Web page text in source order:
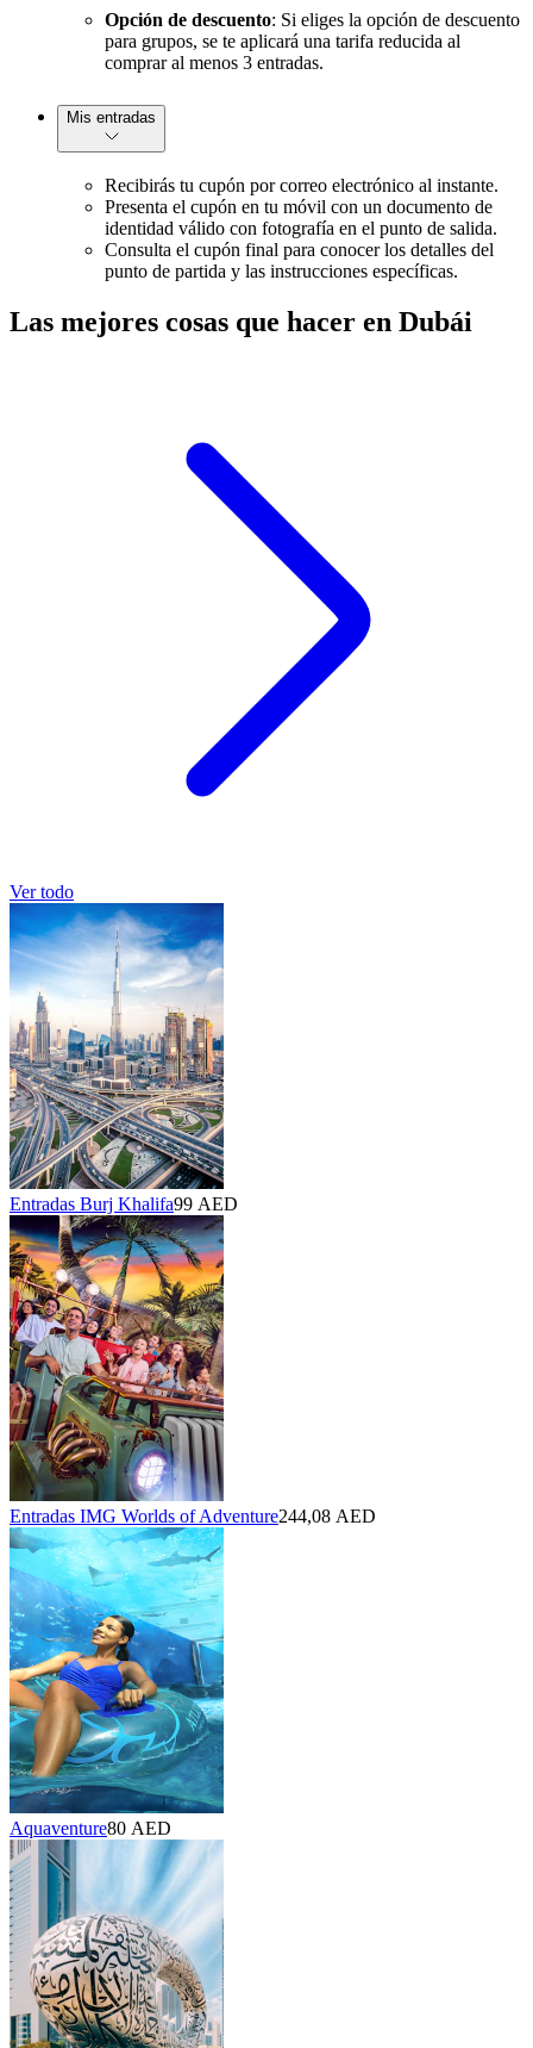
Opción de descuento: Si eliges la opción de descuento
para grupos, se te aplicará una tarifa reducida al
comprar al menos 3 entradas.
Mis entradas
Recibirás tu cupón por correo electrónico al instante.
Presenta el cupón en tu móvil con un documento de
identidad válido con fotografía en el punto de salida.
Consulta el cupón final para conocer los detalles del
punto de partida y las instrucciones específicas.
Las mejores cosas que hacer en Dubái
Ver todo
Entradas Burj Khalifa99 AED
Entradas IMG Worlds of Adventure244,08 AED
Aquaventure80 AED